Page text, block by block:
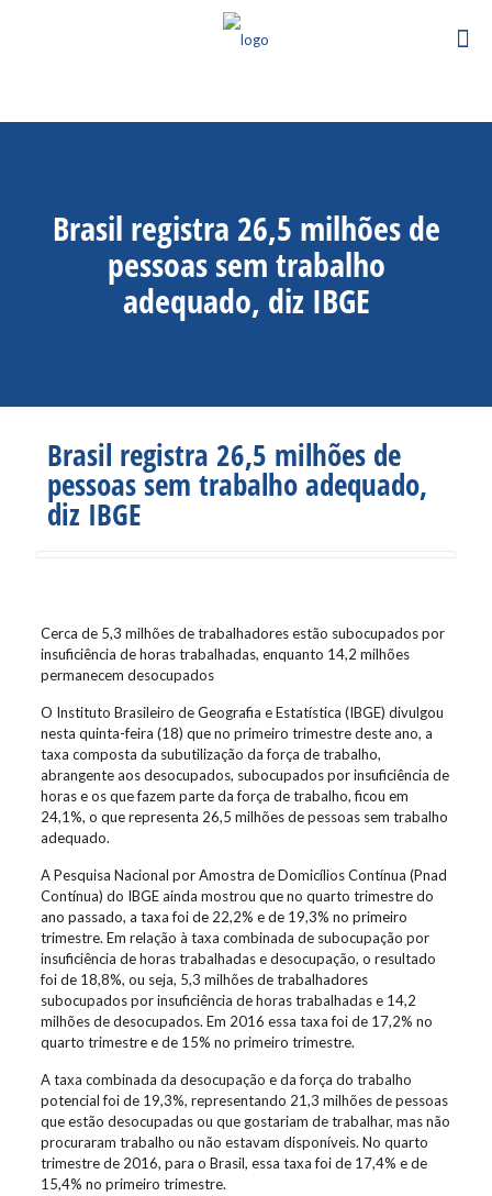
Brasil registra 26,5 milhões de
pessoas sem trabalho
adequado, diz IBGE
Brasil registra 26,5 milhões de
pessoas sem trabalho adequado,
diz IBGE
Cerca de 5,3 milhões de trabalhadores estão subocupados por
insuficiência de horas trabalhadas, enquanto 14,2 milhões
permanecem desocupados
O Instituto Brasileiro de Geografia e Estatística (IBGE) divulgou
nesta quinta-feira (18) que no primeiro trimestre deste ano, a
taxa composta da subutilização da força de trabalho,
abrangente aos desocupados, subocupados por insuficiência de
horas e os que fazem parte da força de trabalho, ficou em
24,1%, o que representa 26,5 milhões de pessoas sem trabalho
adequado.
A Pesquisa Nacional por Amostra de Domicílios Contínua (Pnad
Contínua) do IBGE ainda mostrou que no quarto trimestre do
ano passado, a taxa foi de 22,2% e de 19,3% no primeiro
trimestre. Em relação à taxa combinada de subocupação por
insuficiência de horas trabalhadas e desocupação, o resultado
foi de 18,8%, ou seja, 5,3 milhões de trabalhadores
subocupados por insuficiência de horas trabalhadas e 14,2
milhões de desocupados. Em 2016 essa taxa foi de 17,2% no
quarto trimestre e de 15% no primeiro trimestre.
A taxa combinada da desocupação e da força do trabalho
potencial foi de 19,3%, representando 21,3 milhões de pessoas
que estão desocupadas ou que gostariam de trabalhar, mas não
procuraram trabalho ou não estavam disponíveis. No quarto
trimestre de 2016, para o Brasil, essa taxa foi de 17,4% e de
15,4% no primeiro trimestre.